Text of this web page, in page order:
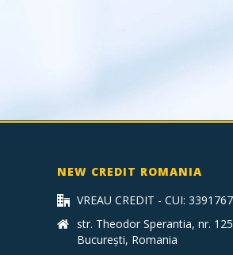
NEW CREDIT ROMANIA
VREAU CREDIT - CUI:
str. Theodor Sperantia, nr.
București, Romania